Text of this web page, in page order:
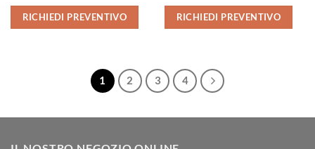
RICHIEDI PREVENTIVO RICHIEDI PREVENTIVO
1 2 3 4